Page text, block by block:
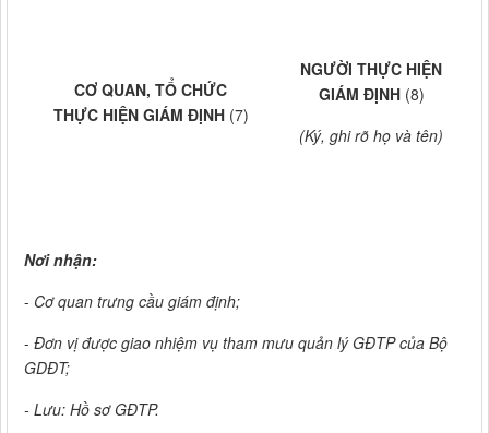
CƠ QUAN, TỔ CHỨC
THỰC HIỆN GIÁM ĐỊNH (7)
NGƯỜI THỰC HIỆN
GIÁM ĐỊNH(8)
(Ký, ghi rõ họ và tên)
Nơi nhận:
- Cơ quan trưng cầu giám định;
- Đơn vị được giao nhiệm vụ tham mưu quản lý GĐTP của Bộ
GDĐT;
- Lưu: Hồ sơ GĐTP.